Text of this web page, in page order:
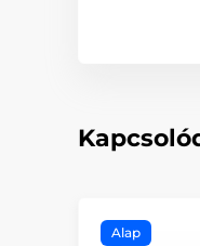
Alap